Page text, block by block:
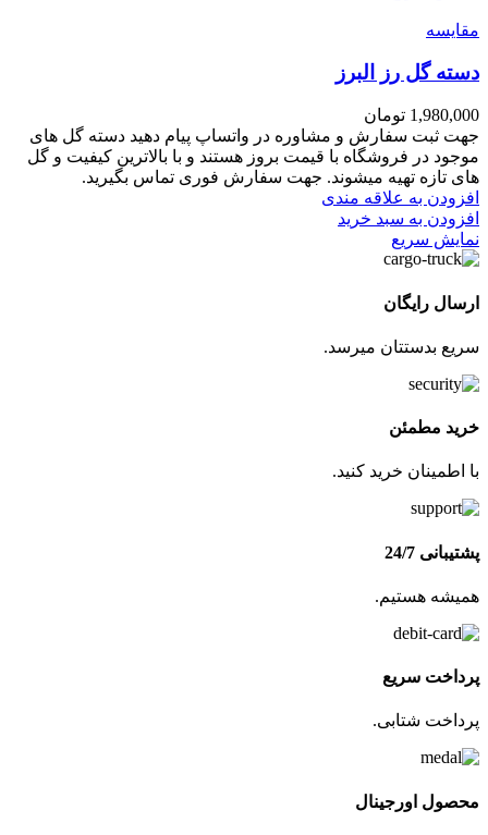
مقايسه
دسته گل رز البرز
1,980,000 تومان
جهت ثبت سفارش و مشاوره در واتساپ پیام دهید دسته گل های
موجود در فروشگاه با قیمت بروز هستند و با بالاترین کیفیت و گل
های تازه تهیه میشوند. جهت سفارش فوری تماس بگیرید.
افزودن به علاقه مندی
افزودن به سبد خرید
نمایش سریع
ارسال رایگان
سریع بدستتان میرسد.
خرید مطمئن
با اطمینان خرید کنید.
پشتیبانی 24/7
همیشه هستیم.
پرداخت سریع
پرداخت شتابی.
محصول اورجینال